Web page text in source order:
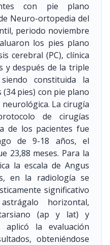
con pie plano
Neuro-ortopedia del
periodo noviembre
los pies plano
cerebral (PC), clínica
y después de la triple
constituida la
pies) con pie plano
La cirugía
de cirugías
de los pacientes fue
de 9-18 años, el
23,88 meses. Para la
la escala de Angus
en la radiología se
significativo
horizontal,
(ap y lat) y
aplicó la evaluación
obteniéndose